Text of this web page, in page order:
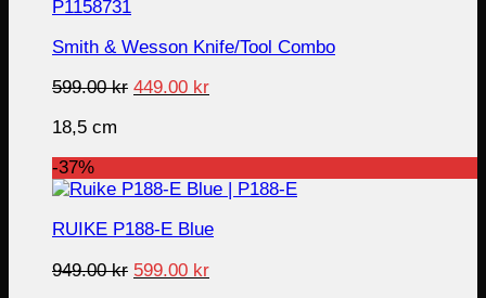
Smith & Wesson Knife/Tool Combo
599.00kr Original
449.00 krCurrent
18,5 cm
-37%
RUIKE P188-E Blue
949.00kr Original
599.00 krCurrent